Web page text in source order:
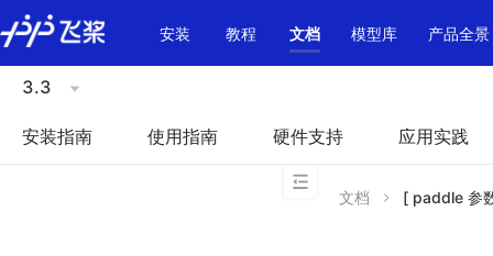
\u200E
安装
教程 文档 模型库 产品全景
3.3
安装指南 使用指南 硬件支持 应用实践
文档 [ paddle 参